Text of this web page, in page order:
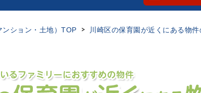
ション・土地）TOP 川崎区の保育園が近くにある物